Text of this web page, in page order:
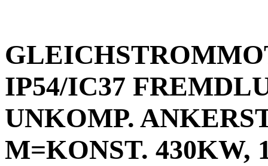
IP54/IC37
UNKOMP.
M=KONST. 430KW,